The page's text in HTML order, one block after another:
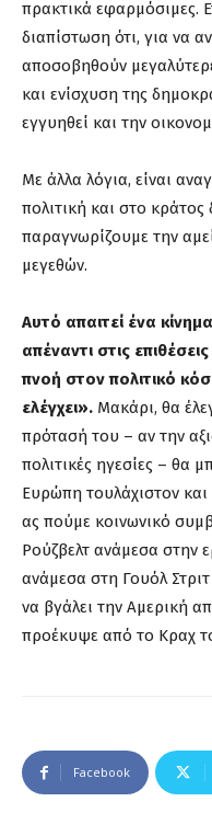
πρακτικά εφαρμόσιμες.
διαπίστωση ότι, για να
αποσοβηθούν
και ενίσχυση της
εγγυηθεί και την
Με άλλα λόγια, είναι
πολιτική και στο
παραγνωρίζουμε την
μεγεθών.
Αυτό απαιτεί ένα
απέναντι στις
πνοή στον πολιτικό
ελέγχει». Μακάρι, θα
πρότασή του – αν την
πολιτικές ηγεσίες – θα
Ευρώπη τουλάχιστον
ας πούμε κοινωνικό
Ρούζβελτ ανάμεσα στην
ανάμεσα στη Γουόλ
να βγάλει την Αμερική
προέκυψε από το Κραχ
Facebook